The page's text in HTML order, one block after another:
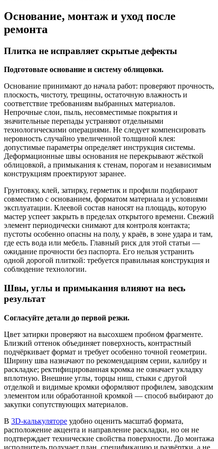
Основание, монтаж и уход после
ремонта
Плитка не исправляет скрытые дефекты
Подготовьте основание и систему облицовки.
Основание принимают до начала работ: проверяют прочность,
плоскость, чистоту, трещины, остаточную влажность и
соответствие требованиям выбранных материалов.
Непрочные слои, пыль, несовместимые покрытия и
значительные перепады устраняют отдельными
технологическими операциями. Не следует компенсировать
неровность случайно увеличенной толщиной клея:
допустимые параметры определяет инструкция системы.
Деформационные швы основания не перекрывают жёсткой
облицовкой, а примыкания к стенам, порогам и независимым
конструкциям проектируют заранее.
Грунтовку, клей, затирку, герметик и профили подбирают
совместимо с основанием, форматом материала и условиями
эксплуатации. Клеевой состав наносят на площадь, которую
мастер успеет закрыть в пределах открытого времени. Свежий
элемент периодически снимают для контроля контакта;
пустоты особенно опасны на полу, у краёв, в зоне удара и там,
где есть вода или мебель. Главный риск для этой статьи —
ожидание прочности без паспорта. Его нельзя устранить
одной дорогой плиткой: требуется правильная конструкция и
соблюдение технологии.
Швы, углы и примыкания влияют на весь
результат
Согласуйте детали до первой резки.
Цвет затирки проверяют на высохшем пробном фрагменте.
Близкий оттенок объединяет поверхность, контрастный
подчёркивает формат и требует особенно точной геометрии.
Ширину шва назначают по рекомендациям серии, калибру и
раскладке; ректифицированная кромка не означает укладку
вплотную. Внешние углы, торцы ниш, стыки с другой
отделкой и видимые кромки оформляют профилем, заводским
элементом или обработанной кромкой — способ выбирают до
закупки сопутствующих материалов.
В 3D-калькуляторе удобно оценить масштаб формата,
расположение акцента и направление раскладки, но он не
подтверждает технические свойства поверхности. До монтажа
исполнитель получает план, спецификацию и развёртки, а не